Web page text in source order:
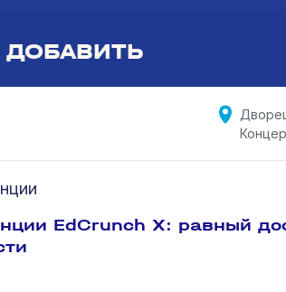
EdCrunch X: равный